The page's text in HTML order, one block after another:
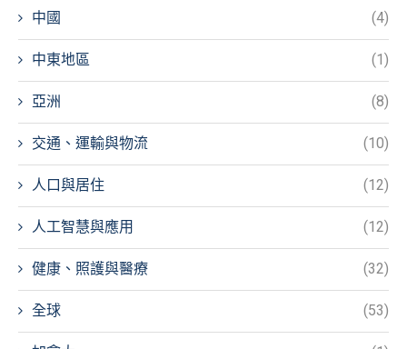
中國 (4)
中東地區 (1)
亞洲 (8)
交通、運輸與物流 (10)
人口與居住 (12)
人工智慧與應用 (12)
健康、照護與醫療 (32)
全球 (53)